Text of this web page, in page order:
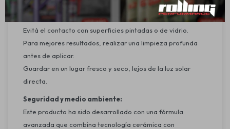
Recomendaciones:
No aplicar bajo luz solar directa ni en superficies calientes.
Evitá el contacto con superficies pintadas o de vidrio.
Para mejores resultados, realizar una limpieza profunda
antes de aplicar.
Guardar en un lugar fresco y seco, lejos de la luz solar
directa.
Seguridad y medio ambiente:
Este producto ha sido desarrollado con una fórmula
avanzada que combina tecnología cerámica con